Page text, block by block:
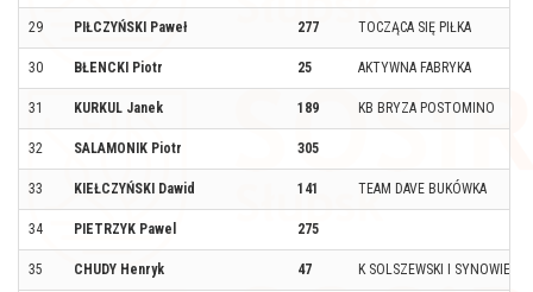
29 PIŁCZYŃSKI Paweł 277 TOCZĄCA SIĘ PIŁKA
30 BŁENCKI Piotr 25 AKTYWNA FABRYKA
31 KURKUL Janek 189 KB BRYZA POSTOMINO
32 SALAMONIK Piotr 305
33 KIEŁCZYŃSKI Dawid 141 TEAM DAVE BUKÓWKA
34 PIETRZYK Pawel 275
35 CHUDY Henryk 47 K SOLSZEWSKI I SYNOWIE